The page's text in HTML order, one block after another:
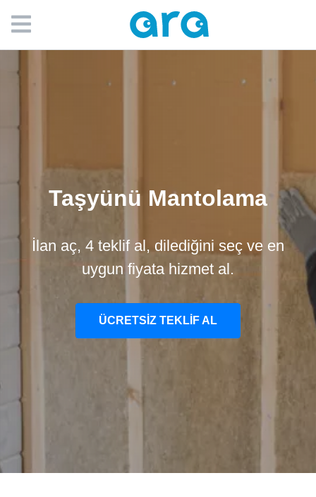
Taşyünü Mantolama
İlan aç, 4 teklif al, dilediğini seç ve en
uygun fiyata hizmet al.
ÜCRETSİZ TEKLİF AL